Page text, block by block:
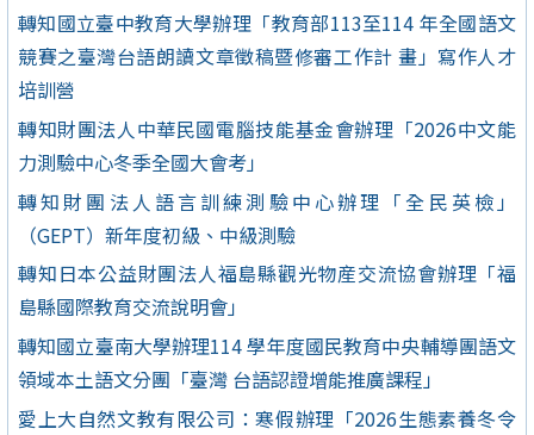
轉知國立臺中教育大學辦理「教育部113至114 年全國語文
競賽之臺灣台語朗讀文章徵稿暨修審工作計 畫」寫作人才
培訓營
轉知財團法人中華民國電腦技能基金會辦理「2026中文能
力測驗中心冬季全國大會考」
轉知財團法人語言訓練測驗中心辦理「全民英檢」
（GEPT）新年度初級、中級測驗
轉知日本公益財團法人福島縣觀光物産交流協會辦理「福
島縣國際教育交流說明會」
轉知國立臺南大學辦理114 學年度國民教育中央輔導團語文
領域本土語文分團「臺灣 台語認證增能推廣課程」
愛上大自然文教有限公司：寒假辦理「2026生態素養冬令